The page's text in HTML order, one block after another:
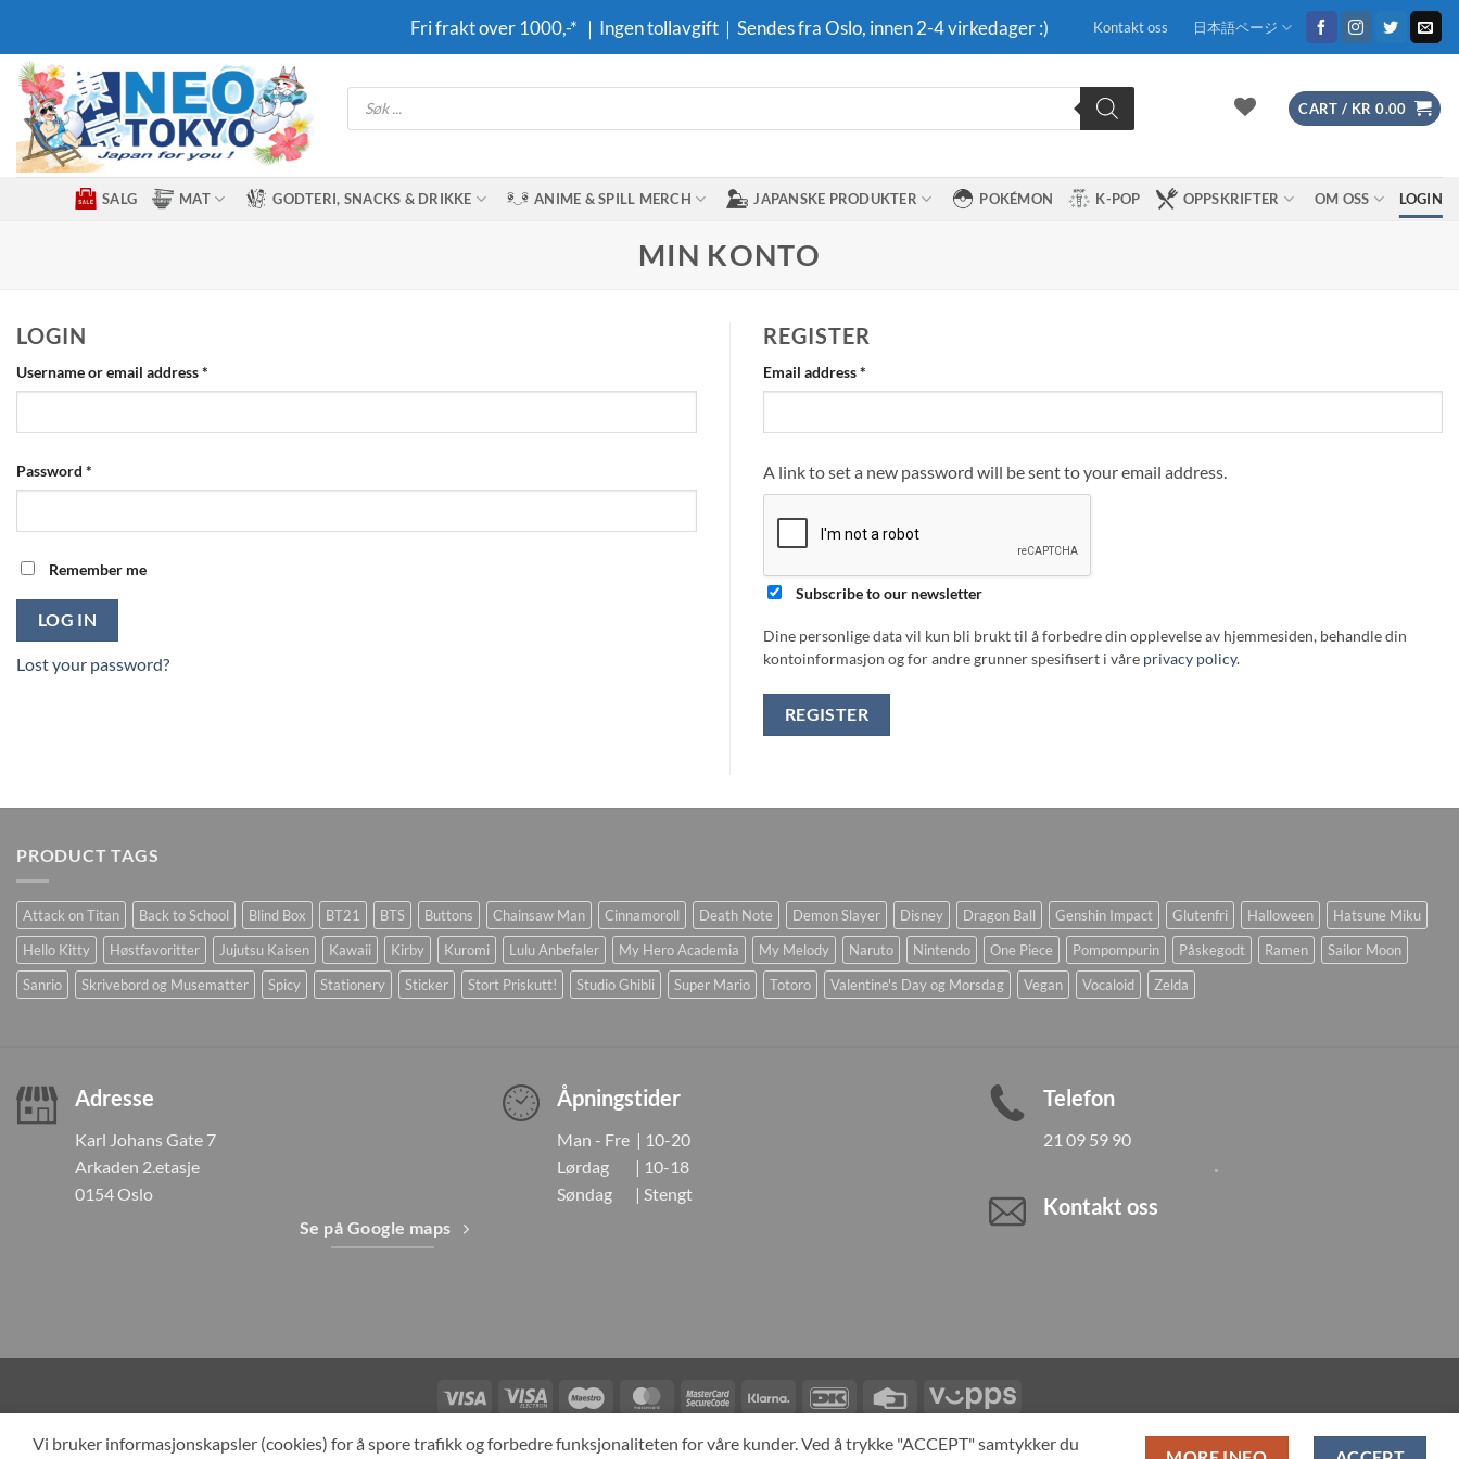
content
Fri frakt over 1000,-* ｜Ingen tollavgift｜Sendes fra Oslo, innen 2-4 virkedager :) Kontakt oss 日本語ページ
Products
search
CART / KR 0.00
SALG MAT GODTERI, SNACKS & DRIKKE ANIME & SPILL MERCH JAPANSKE PRODUKTER POKÉMON K-POP OPPSKRIFTER OM OSS LOGIN
MIN KONTO
LOGIN
Username or email address*
Password *
Remember me
LOG IN
Lost your password?
REGISTER
Email address*
A link to set a new password will be sent to your email address.
Subscribe to our newsletter
Dine personlige data vil kun bli brukt til å forbedre din opplevelse av hjemmesiden, behandle din
kontoinformasjon og for andre grunner spesifisert i våre privacy policy.
REGISTER
PRODUCT TAGS
Attack on Titan Back to School Blind Box BT21 BTS Buttons Chainsaw Man Cinnamoroll Death Note Demon Slayer Disney Dragon Ball Genshin Impact Glutenfri Halloween
Hatsune Miku
Hello Kitty
Høstfavoritter Jujutsu Kaisen Kawaii Kirby Kuromi Lulu Anbefaler My Hero Academia My Melody Naruto Nintendo One Piece Pompompurin Påskegodt Ramen
Sailor Moon
Sanrio
Skrivebord og Musematter Spicy Stationery Sticker Stort Priskutt! Studio Ghibli Super Mario Totoro Valentine's Day og Morsdag Vegan Vocaloid Zelda
Adresse
Karl Johans Gate 7
Arkaden 2.etasje
0154 Oslo
Se på Google maps
Åpningstider
Man - Fre | 10-20
Lørdag | 10-18
Søndag | Stengt
Telefon
21 09 59 90
Kontakt oss
Visa
Visa
Electron
Maestro MasterCardMasterCard
2
Klarna DanKort
Credit
Card
Vipps
TILBAKEKALLINGER KONTAKT OSS OM OSS SPESIALBESTILLING MIN KONTO ALL PRODUCTS
Vi bruker informasjonskapsler (cookies) for å spore trafikk og forbedre funksjonaliteten for våre kunder. Ved å trykke "ACCEPT" samtykker du